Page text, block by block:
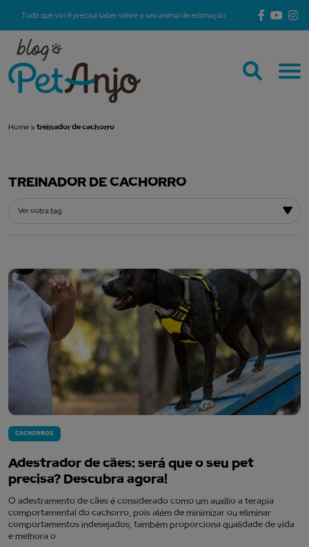
Tudo que você precisa saber sobre o seu animal de estimação
Home » treinador de cachorro
TREINADOR DE CACHORRO
CACHORROS
Adestrador de cães: será que o seu pet
precisa? Descubra agora!
O adestramento de cães é considerado como um auxílio a terapia
comportamental do cachorro, pois além de minimizar ou eliminar
comportamentos indesejados, também proporciona qualidade de vida
e melhora o